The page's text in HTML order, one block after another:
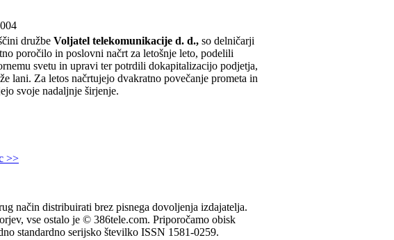
družbe Voljatel telekomunikacije d. d., so delničarji
poročilo in poslovni načrt za letošnje leto, podelili
svetu in upravi ter potrdili dokapitalizacijo podjetja,
lani. Za letos načrtujejo dvakratno povečanje prometa in
svoje nadaljnje širjenje.
>>
način distribuirati brez pisnega dovoljenja izdajatelja.
vse ostalo je © 386tele.com. Priporočamo obisk
standardno serijsko številko ISSN 1581-0259.